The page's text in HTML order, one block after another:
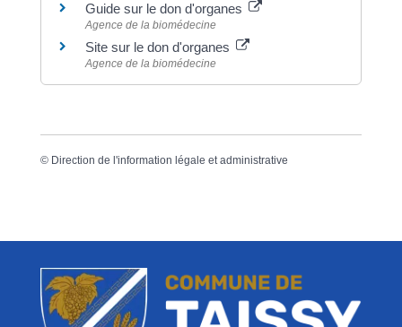
Guide sur le don d'organes
Agence de la biomédecine
Site sur le don d'organes
Agence de la biomédecine
© Direction de l'information légale et administrative